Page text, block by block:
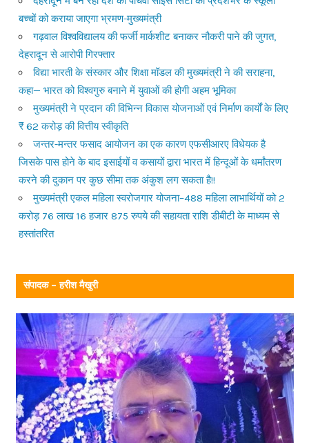
बच्चों को कराया जाएगा भ्रमण-मुख्यमंत्री
गढ़वाल विश्वविद्यालय की फर्जी मार्कशीट बनाकर नौकरी पाने की जुगत,
देहरादून से आरोपी गिरफ्तार
विद्या भारती के संस्कार और शिक्षा मॉडल की मुख्यमंत्री ने की सराहना,
कहा— भारत को विश्वगुरु बनाने में युवाओं की होगी अहम भूमिका
मुख्यमंत्री ने प्रदान की विभिन्न विकास योजनाओं एवं निर्माण कार्यों के लिए
₹ 62 करोड़ की वित्तीय स्वीकृति
जन्तर-मन्तर फसाद आयोजन का एक कारण एफसीआरए विधेयक है
जिसके पास होने के बाद इसाईयों व कसायों द्वारा भारत में हिन्दूओं के धर्मांतरण
करने की दुकान पर कुछ सीमा तक अंकुश लग सकता है!!
मुख्यमंत्री एकल महिला स्वरोजगार योजना–488 महिला लाभार्थियों को 2
करोड़ 76 लाख 16 हजार 875 रुपये की सहायता राशि डीबीटी के माध्यम से
हस्तांतरित
संपादक – हरीश मैखुरी